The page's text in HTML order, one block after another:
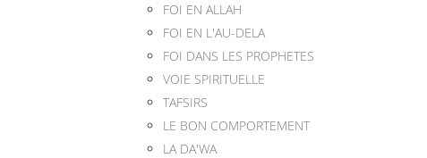
FOI EN ALLAH
FOI EN L'AU-DELA
FOI DANS LES PROPHETES
VOIE SPIRITUELLE
TAFSIRS
LE BON COMPORTEMENT
LA DA'WA